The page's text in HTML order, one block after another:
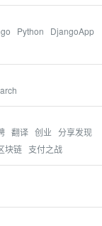
Python
DjangoApp
翻译 创业 分享发现
块链 支付之战